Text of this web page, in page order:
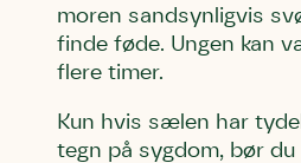
moren sandsynligvis
finde føde. Ungen kan
flere timer.
Kun hvis sælen har
tegn på sygdom, bør